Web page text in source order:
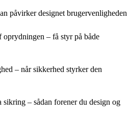
påvirker designet brugervenligheden
– få styr på både
– når sikkerhed styrker den
– sådan forener du design og